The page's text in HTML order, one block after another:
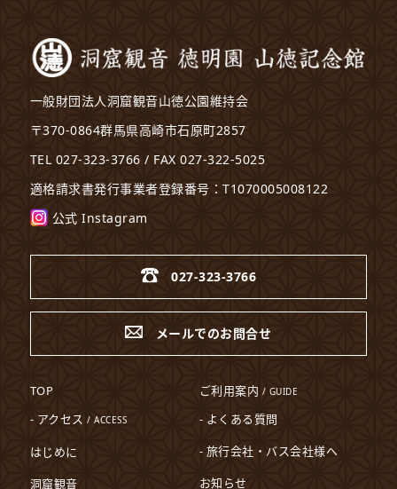
一般財団法人洞窟観音山徳公園維持会
〒370-0864群馬県高崎市石原町2857
TEL 027-323-3766 / FAX 027-322-5025
適格請求書発行事業者登録番号：T1070005008122
公式 Instagram
027-323-3766
メールでのお問合せ
TOP
- アクセス / ACCESS
はじめに
洞窟観音
ご利用案内 / GUIDE
- よくある質問
- 旅行会社・バス会社様へ
お知らせ